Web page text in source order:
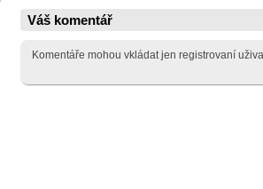
Váš komentář
Komentáře mohou vkládat jen registrovaní